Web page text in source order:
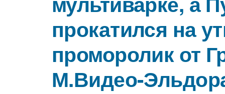
прокатился на
проморолик от
М.Видео-